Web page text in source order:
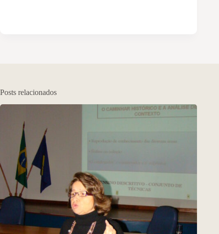
Posts relacionados